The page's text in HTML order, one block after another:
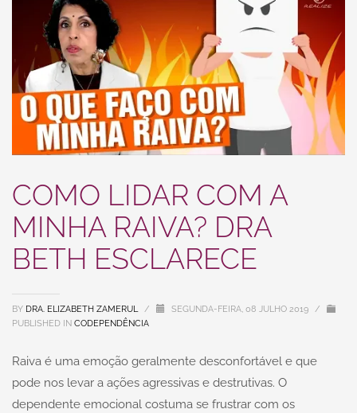
COMO LIDAR COM A
MINHA RAIVA? DRA
BETH ESCLARECE
BY DRA. ELIZABETH ZAMERUL / SEGUNDA-FEIRA, 08 JULHO 2019
/
PUBLISHED IN CODEPENDÊNCIA
Raiva é uma emoção geralmente desconfortável e que
pode nos levar a ações agressivas e destrutivas. O
dependente emocional costuma se frustrar com os